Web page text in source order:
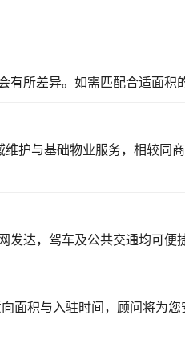
所差异。如需匹配合适面积
护与基础物业服务，相较同
发达，驾车及公共交通均可便
面积与入驻时间，顾问将为